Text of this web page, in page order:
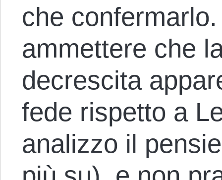
che
ammettere che
decrescita
fede rispetto a
analizzo il